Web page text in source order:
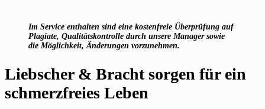
Im Service enthalten sind eine kostenfreie Überprüfung auf
Plagiate, Qualitätskontrolle durch unsere Manager sowie
die Möglichkeit, Änderungen vorzunehmen.
Liebscher & Bracht sorgen für ein
schmerzfreies Leben